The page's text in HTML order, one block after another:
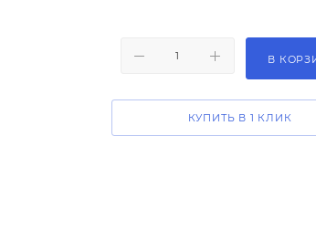
В
КУПИТЬ В 1 КЛИК